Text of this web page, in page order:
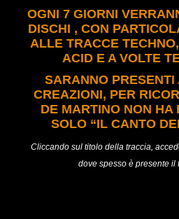
OGNI 7 GIORNI
DISCHI , CON
ALLE TRACCE
ACID E A VOLTE
SARANNO
CREAZIONI, PER
DE MARTINO NON HA
SOLO “IL CANTO
Cliccando sul titolo della traccia,
dove spesso è presente il